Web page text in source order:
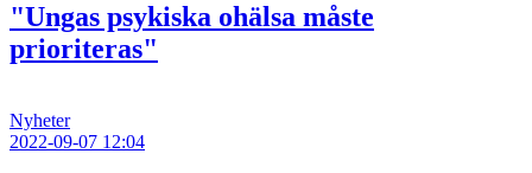
"Ungas psykiska ohälsa måste
prioriteras"
Nyheter
2022-09-07 12:04